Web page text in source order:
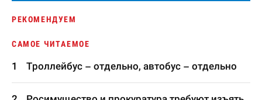
РЕКОМЕНДУЕМ
САМОЕ ЧИТАЕМОЕ
Троллейбус – отдельно, автобус – отдельно